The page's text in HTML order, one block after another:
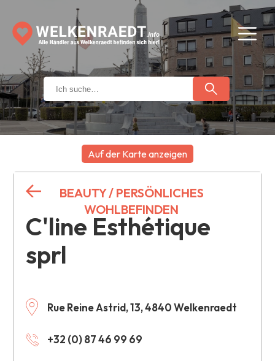
Auf der Karte anzeigen
C'line Esthétique
sprl
Rue Reine Astrid, 13, 4840 Welkenraedt
+32 (0) 87 46 99 69
BEAUTY / PERSÖNLICHES
WOHLBEFINDEN
+
−